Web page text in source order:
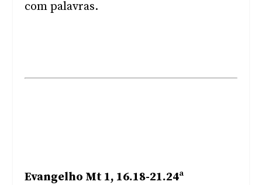
com palavras.
Evangelho Mt 1, 16.18-21.24ª